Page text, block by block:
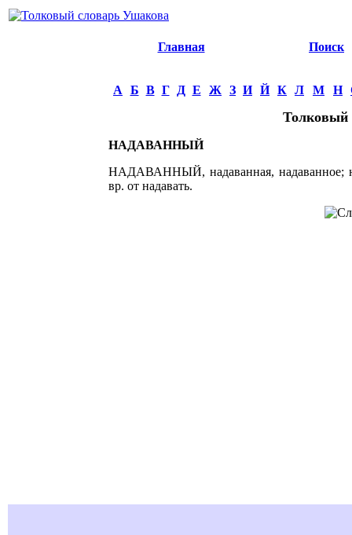
Главная Поиск
А Б В Г Д Е Ж З И Й К Л М Н
Толковый
НАДАВАННЫЙ
НАДАВАННЫЙ, надаванная, надаванное;
вр. от надавать.